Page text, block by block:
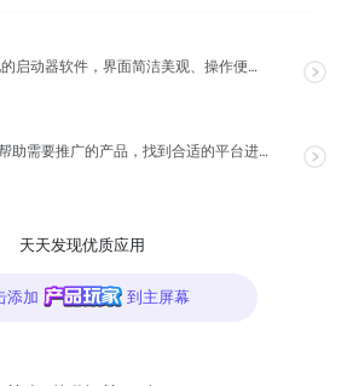
🚀 一款轻量化的启动器软件，界面简洁美观、操作便捷，并且支持插件开发。支持全键盘操作。开发者目前处于...
这个网站可以帮助需要推广的产品，找到合适的平台进行沟通与投放，通过【预览图】与【SEO 流量数据】展...
天天发现优质应用
添加 到主屏幕